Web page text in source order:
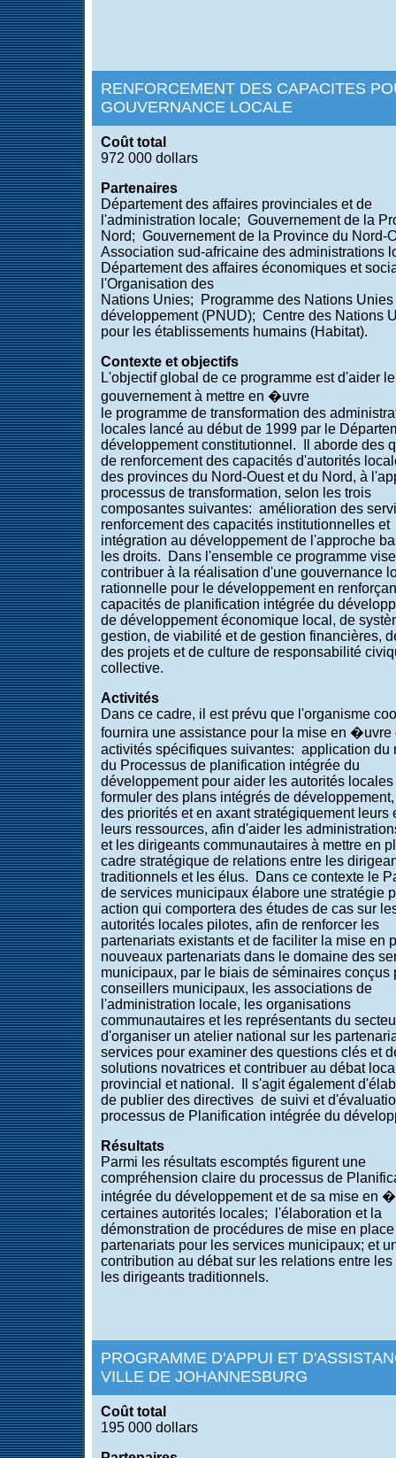
RENFORCEMENT DES CAPACITES
GOUVERNANCE LOCALE
Coût total
972 000 dollars
Partenaires
Département des affaires provinciales et de
l'administration locale; Gouvernement de la
Nord; Gouvernement de la Province du Nord-
Association sud-africaine des administrations
Département des affaires économiques et
l'Organisation des
Nations Unies; Programme des Nations
développement (PNUD); Centre des Nations
pour les établissements humains (Habitat).
Contexte et objectifs
L'objectif global de ce programme est d'aider le
gouvernement à mettre en �uvre
le programme de transformation des
locales lancé au début de 1999 par le
développement constitutionnel. Il aborde des
de renforcement des capacités d'autorités
des provinces du Nord-Ouest et du Nord, à
processus de transformation, selon les trois
composantes suivantes: amélioration des
renforcement des capacités institutionnelles et
intégration au développement de l'approche
les droits. Dans l'ensemble ce programme
contribuer à la réalisation d'une gouvernance
rationnelle pour le développement en
capacités de planification intégrée du
de développement économique local, de
gestion, de viabilité et de gestion financières,
des projets et de culture de responsabilité
collective.
Activités
Dans ce cadre, il est prévu que l'organisme
fournira une assistance pour la mise en �uvre
activités spécifiques suivantes: application du
du Processus de planification intégrée du
développement pour aider les autorités locales
formuler des plans intégrés de
des priorités et en axant stratégiquement leurs
leurs ressources, afin d'aider les
et les dirigeants communautaires à mettre en
cadre stratégique de relations entre les
traditionnels et les élus. Dans ce contexte le
de services municipaux élabore une stratégie
action qui comportera des études de cas sur
autorités locales pilotes, afin de renforcer les
partenariats existants et de faciliter la mise en
nouveaux partenariats dans le domaine des
municipaux, par le biais de séminaires conçus
conseillers municipaux, les associations de
l'administration locale, les organisations
communautaires et les représentants du
d'organiser un atelier national sur les
services pour examiner des questions clés et
solutions novatrices et contribuer au débat
provincial et national. Il s'agit également
de publier des directives de suivi et
processus de Planification intégrée du
Résultats
Parmi les résultats escomptés figurent une
compréhension claire du processus de
intégrée du développement et de sa mise en
certaines autorités locales; l'élaboration et la
démonstration de procédures de mise en
partenariats pour les services municipaux; et
contribution au débat sur les relations entre les
les dirigeants traditionnels.
PROGRAMME D'APPUI ET
VILLE DE JOHANNESBURG
Coût total
195 000 dollars